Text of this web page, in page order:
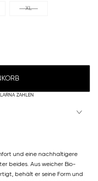
XL
ZAHLEN
und eine nachhaltigere
beides. Aus weicher Bio-
behält er seine Form und